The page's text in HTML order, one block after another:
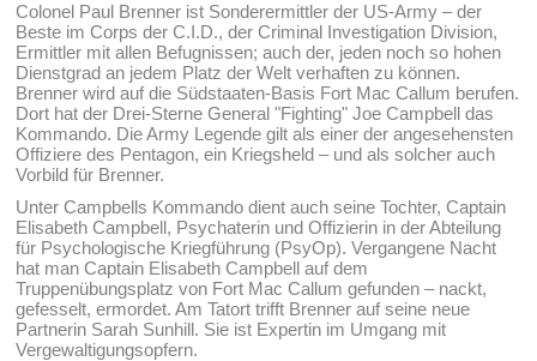
Colonel Paul Brenner ist Sonderermittler der US-Army – der
Beste im Corps der C.I.D., der Criminal Investigation Division,
Ermittler mit allen Befugnissen; auch der, jeden noch so hohen
Dienstgrad an jedem Platz der Welt verhaften zu können.
Brenner wird auf die Südstaaten-Basis Fort Mac Callum berufen.
Dort hat der Drei-Sterne General "Fighting" Joe Campbell das
Kommando. Die Army Legende gilt als einer der angesehensten
Offiziere des Pentagon, ein Kriegsheld – und als solcher auch
Vorbild für Brenner.
Unter Campbells Kommando dient auch seine Tochter, Captain
Elisabeth Campbell, Psychaterin und Offizierin in der Abteilung
für Psychologische Kriegführung (PsyOp). Vergangene Nacht
hat man Captain Elisabeth Campbell auf dem
Truppenübungsplatz von Fort Mac Callum gefunden – nackt,
gefesselt, ermordet. Am Tatort trifft Brenner auf seine neue
Partnerin Sarah Sunhill. Sie ist Expertin im Umgang mit
Vergewaltigungsopfern.